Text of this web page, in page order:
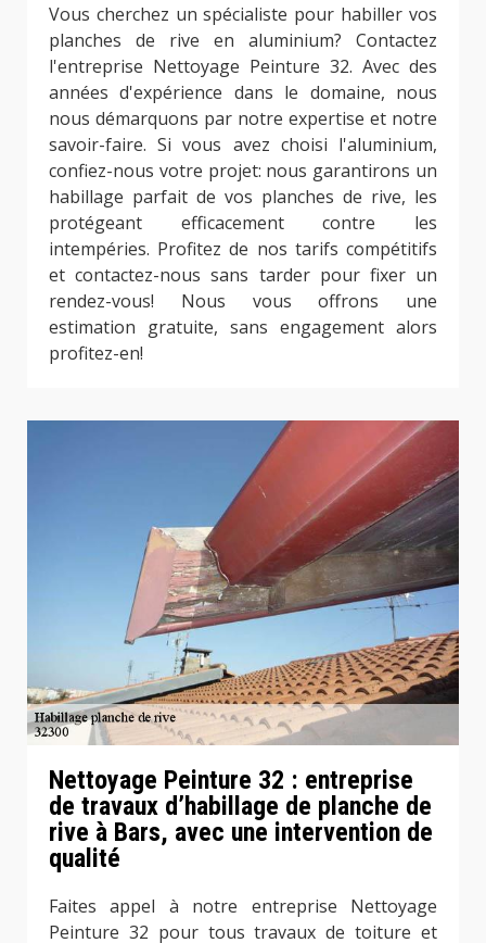
Vous cherchez un spécialiste pour habiller vos
planches de rive en aluminium? Contactez
l'entreprise Nettoyage Peinture 32. Avec des
années d'expérience dans le domaine, nous
nous démarquons par notre expertise et notre
savoir-faire. Si vous avez choisi l'aluminium,
confiez-nous votre projet: nous garantirons un
habillage parfait de vos planches de rive, les
protégeant efficacement contre les
intempéries. Profitez de nos tarifs compétitifs
et contactez-nous sans tarder pour fixer un
rendez-vous! Nous vous offrons une
estimation gratuite, sans engagement alors
profitez-en!
Nettoyage Peinture 32 : entreprise
de travaux d’habillage de planche de
rive à Bars, avec une intervention de
qualité
Faites appel à notre entreprise Nettoyage
Peinture 32 pour tous travaux de toiture et